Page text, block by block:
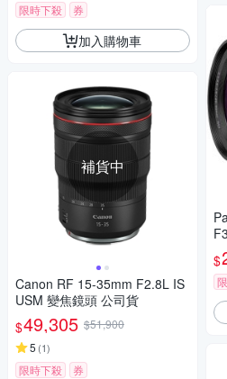
限時下殺
券
加入購物車
補貨中
Canon RF 15-35mm F2.8L IS
USM 變焦鏡頭 公司貨
$49,305 $51,900
5 (1)
限時下殺 券
$